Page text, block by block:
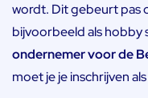
wordt. Dit gebeurt pas
bijvoorbeeld als hobby
ondernemer voor de
moet je je inschrijven